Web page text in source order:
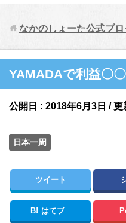
なかのしょーた公式ブロ
YAMADAで利益〇〇
公開日 : 2018年6月3日 / 更
日本一周
ツイート
B! はてブ